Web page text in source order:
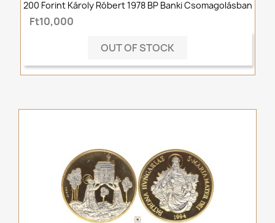
200 Forint Károly Róbert 1978 BP Banki Csomagolásban
Ft10,000
OUT OF STOCK